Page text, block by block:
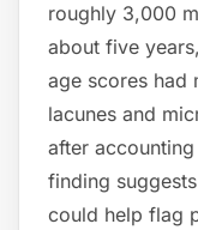
roughly 3,000
about five
age scores had
lacunes and
after
finding
could help flag